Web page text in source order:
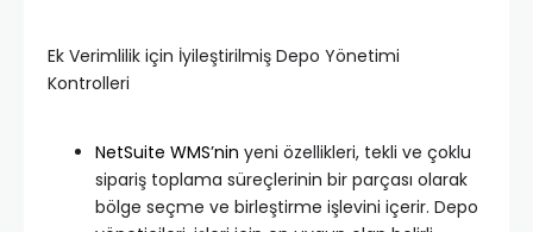
Ek Verimlilik için İyileştirilmiş Depo Yönetimi
Kontrolleri
NetSuite WMS’nin yeni özellikleri, tekli ve çoklu
sipariş toplama süreçlerinin bir parçası olarak
bölge seçme ve birleştirme işlevini içerir. Depo